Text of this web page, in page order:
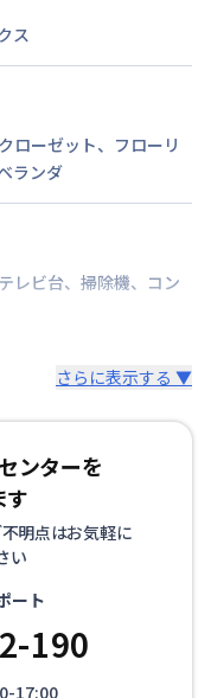
ス
クローゼット、 フローリ
ランダ
レビ台、 掃除機、 コン
さらに表示する ▼
ンターを
す
明点はお気軽に
い
ート
190
17:00